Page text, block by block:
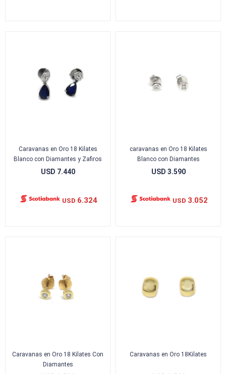
Caravanas en Oro 18 Kilates
Blanco con Diamantes y Zafiros
USD 7.440
USD 6.324
caravanas en Oro 18 Kilates
Blanco con Diamantes
USD 3.590
USD 3.052
Caravanas en Oro 18 Kilates Con
Diamantes
Caravanas en Oro 18Kilates